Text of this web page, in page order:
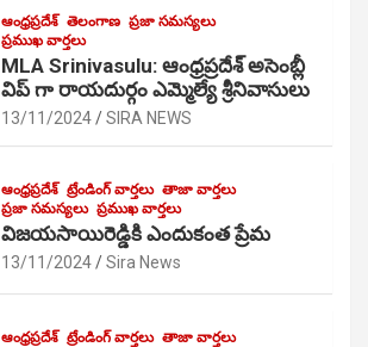
ఆంధ్రప్రదేశ్ తెలంగాణ ప్రజా సమస్యలు
ప్రముఖ వార్తలు
MLA Srinivasulu: ఆంధ్రప్రదేశ్ అసెంబ్లీ
విప్ గా రాయదుర్గం ఎమ్మెల్యే శ్రీనివాసులు
13/11/2024 SIRA NEWS
ఆంధ్రప్రదేశ్ ట్రేండింగ్ వార్తలు తాజా వార్తలు
ప్రజా సమస్యలు ప్రముఖ వార్తలు
విజయసాయిరెడ్డికి ఎందుకంత ప్రేమ
13/11/2024 Sira News
ఆంధ్రప్రదేశ్ ట్రేండింగ్ వార్తలు తాజా వార్తలు